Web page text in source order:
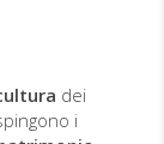
dei
i